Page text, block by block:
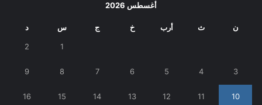
أغسطس 2026
ن ث أرب خ ج س د
1
2
3
4
5
6
7
8
9
10
11
12
13
14
15
16